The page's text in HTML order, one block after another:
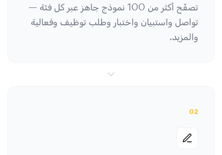
تصفّح أكثر من 100 نموذج جاهز عبر كل فئة —
تواصل واستبيان واختبار وطلب توظيف وفعالية
والمزيد.
02